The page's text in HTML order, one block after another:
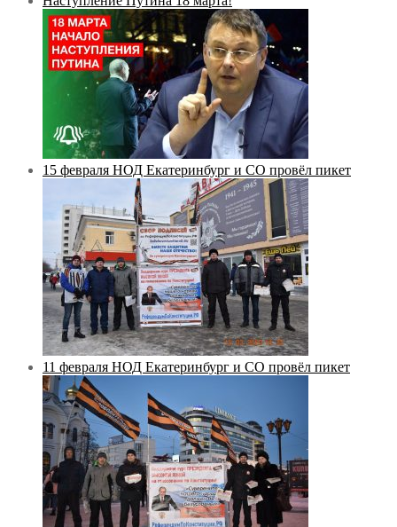
15 февраля НОД Екатеринбург и СО провёл пикет
11 февраля НОД Екатеринбург и СО провёл пикет